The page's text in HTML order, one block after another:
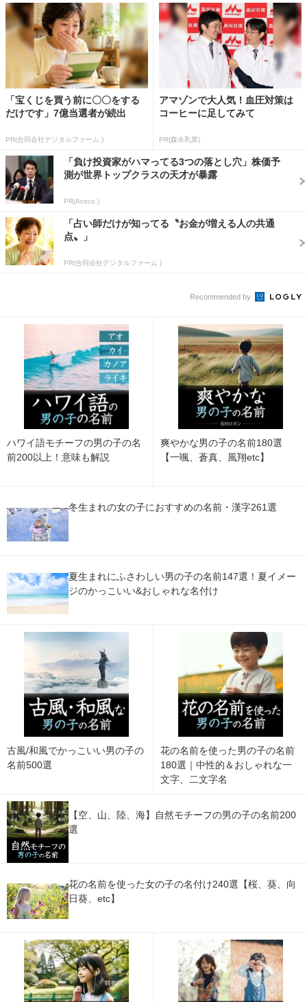
「宝くじを買う前に〇〇をする
だけです」7億当選者が続出
PR(合同会社デジタルファーム )
アマゾンで大人気！血圧対策は
コーヒーに足してみて
PR(森永乳業)
「負け投資家がハマってる3つの落とし穴」株価予
測が世界トップクラスの天才が暴露
PR(Acoco.)
「占い師だけが知ってる〝お金が増える人の共通
点〟」
PR(合同会社デジタルファーム )
Recommended by
ハワイ語モチーフの男の子の名
前200以上！意味も解説
爽やかな男の子の名前180選
【一颯、蒼真、風翔etc】
冬生まれの女の子におすすめの名前・漢字261選
夏生まれにふさわしい男の子の名前147選！夏イメー
ジのかっこいい&おしゃれな名付け
古風/和風でかっこいい男の子の
名前500選
花の名前を使った男の子の名前
180選｜中性的＆おしゃれな一
文字、二文字名
【空、山、陸、海】自然モチーフの男の子の名前200
選
花の名前を使った女の子の名付け240選【桜、葵、向
日葵、etc】